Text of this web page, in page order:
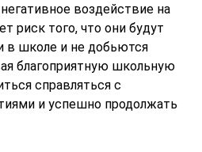
воздействие на
риск того, что они будут
в школе и не добьются
благоприятную школьную
справляться с
и успешно продолжать